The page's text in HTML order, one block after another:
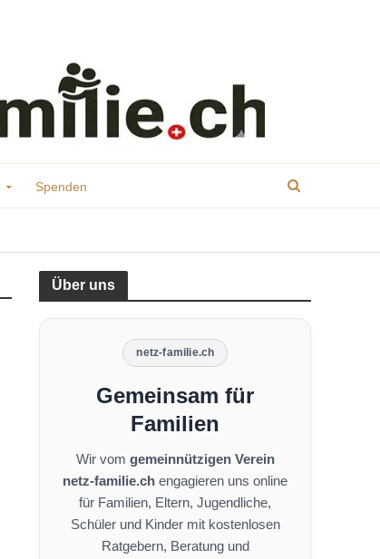
Spenden
Über uns
netz-familie.ch
Gemeinsam für
Familien
Wir vom gemeinnützigen Verein
netz-familie.ch engagieren uns online
für Familien, Eltern, Jugendliche,
Schüler und Kinder mit kostenlosen
Ratgebern, Beratung und